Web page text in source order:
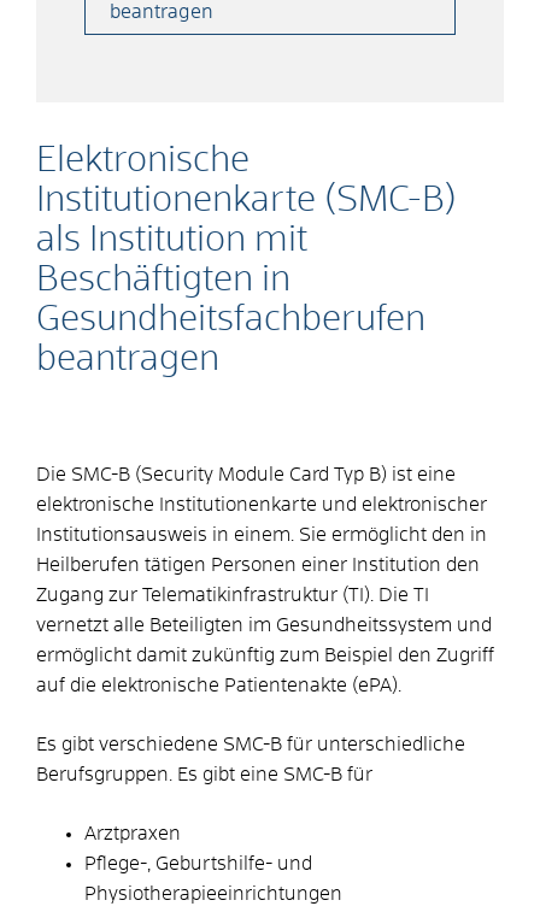
Elektronische
Institutionenkarte (SMC-B)
als Institution mit
Beschäftigten in
Gesundheitsfachberufen
beantragen
Die SMC-B (Security Module Card Typ B) ist eine
elektronische Institutionenkarte und elektronischer
Institutionsausweis in einem. Sie ermöglicht den in
Heilberufen tätigen Personen einer Institution den
Zugang zur Telematikinfrastruktur (TI). Die TI
vernetzt alle Beteiligten im Gesundheitssystem und
ermöglicht damit zukünftig zum Beispiel den Zugriff
auf die elektronische Patientenakte (ePA).
Es gibt verschiedene SMC-B für unterschiedliche
Berufsgruppen. Es gibt eine SMC-B für
Arztpraxen
Pflege-, Geburtshilfe- und
Physiotherapieeinrichtungen
beantragen